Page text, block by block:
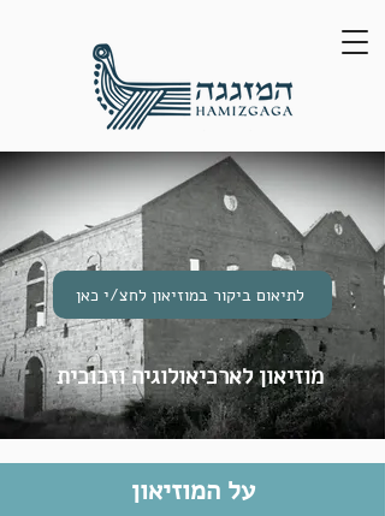
לתיאום ביקור במוזיאון לחצ/י כאן
מוזיאון לארכיאולוגיה וזכוכית
על המוזיאון